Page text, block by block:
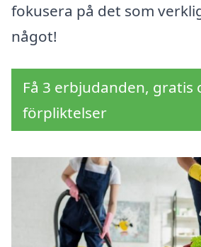
fokusera på det som
något!
Få 3 erbjudanden, gratis
förpliktelser